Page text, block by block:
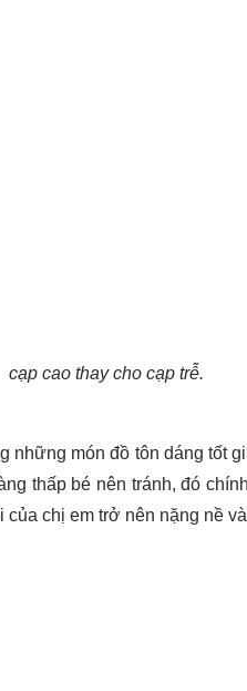
cạp cao thay cho cạp trễ.
những món đồ tôn dáng tốt
thấp bé nên tránh, đó
chị em trở nên nặng nề